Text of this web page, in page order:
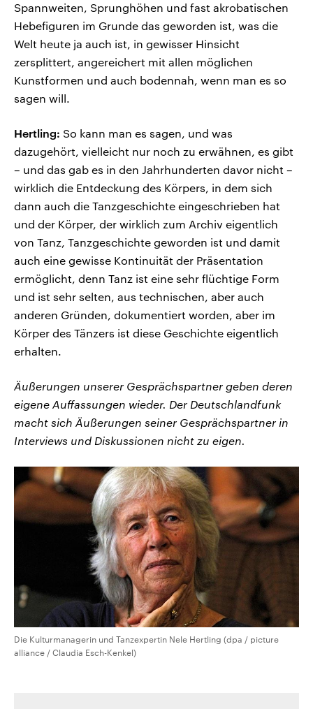
Spannweiten, Sprunghöhen und fast akrobatischen
Hebefiguren im Grunde das geworden ist, was die
Welt heute ja auch ist, in gewisser Hinsicht
zersplittert, angereichert mit allen möglichen
Kunstformen und auch bodennah, wenn man es so
sagen will.
Hertling: So kann man es sagen, und was
dazugehört, vielleicht nur noch zu erwähnen, es gibt
– und das gab es in den Jahrhunderten davor nicht –
wirklich die Entdeckung des Körpers, in dem sich
dann auch die Tanzgeschichte eingeschrieben hat
und der Körper, der wirklich zum Archiv eigentlich
von Tanz, Tanzgeschichte geworden ist und damit
auch eine gewisse Kontinuität der Präsentation
ermöglicht, denn Tanz ist eine sehr flüchtige Form
und ist sehr selten, aus technischen, aber auch
anderen Gründen, dokumentiert worden, aber im
Körper des Tänzers ist diese Geschichte eigentlich
erhalten.
Äußerungen unserer Gesprächspartner geben deren
eigene Auffassungen wieder. Der Deutschlandfunk
macht sich Äußerungen seiner Gesprächspartner in
Interviews und Diskussionen nicht zu eigen.
Die Kulturmanagerin und Tanzexpertin Nele Hertling (dpa / picture
alliance / Claudia Esch-Kenkel)